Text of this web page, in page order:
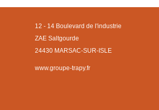
12 - 14 Boulevard de l'industrie
ZAE Saltgourde
24430 MARSAC-SUR-ISLE
www.groupe-trapy.fr